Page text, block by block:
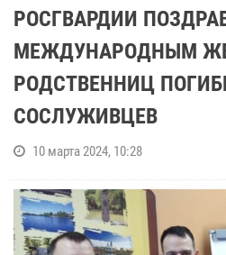
РОСГВАРДИИ
МЕЖДУНАРОДНЫМ
РОДСТВЕННИЦ
СОСЛУЖИВЦЕВ
10 марта 2024, 10:28